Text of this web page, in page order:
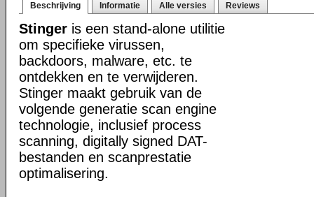
Beschrijving Informatie Alle versies Reviews
Stinger is een stand-alone utilitie
om specifieke virussen,
backdoors, malware, etc. te
ontdekken en te verwijderen.
Stinger maakt gebruik van de
volgende generatie scan engine
technologie, inclusief process
scanning, digitally signed DAT-
bestanden en scanprestatie
optimalisering.